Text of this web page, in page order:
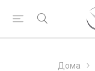
Дома